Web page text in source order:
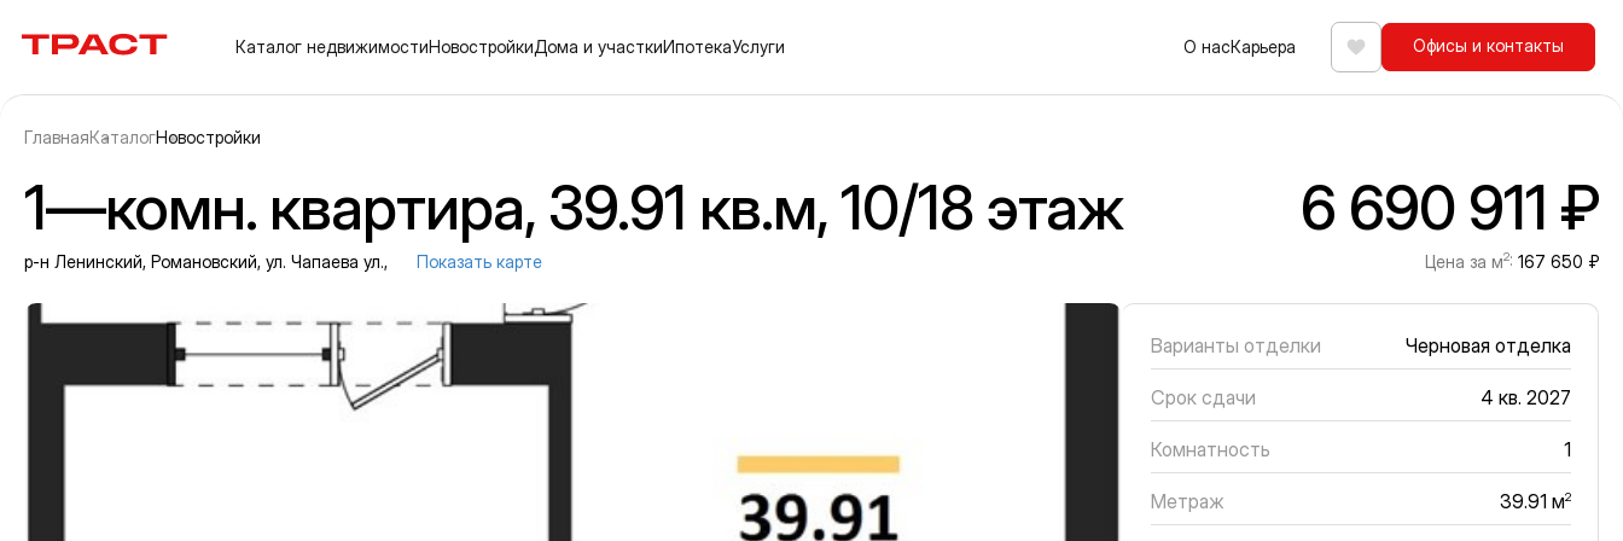
Траст | Служба недвижимости
Каталог недвижимостиНовостройкиДома и участкиИпотекаУслуги О насКарьера Избранное
Офисы и контакты
ГлавнаяКаталогНовостройки
1—комн. квартира, 39.91 кв.м, 10/18 этаж 6 690 911 ₽
р-н Ленинский, Романовский, ул. Чапаева ул., Показать карте Цена за м2: 167 650 ₽
Информация об объекте
Галерея
Варианты отделки Черновая отделка
Срок сдачи 4 кв. 2027
Комнатность 1
Метраж 39.91 м2